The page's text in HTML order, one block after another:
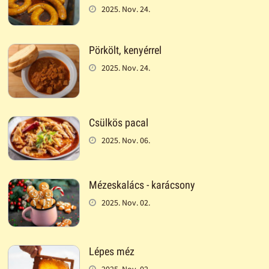
2025. Nov. 24.
Pörkölt, kenyérrel
2025. Nov. 24.
Csülkös pacal
2025. Nov. 06.
Mézeskalács - karácsony
2025. Nov. 02.
Lépes méz